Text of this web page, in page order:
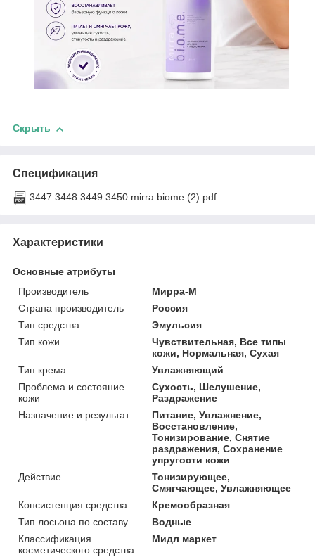
Скрыть
Спецификация
3447 3448 3449 3450 mirra biome (2).pdf
Характеристики
Основные атрибуты
Производитель
Мирра-М
Страна производитель
Россия
Тип средства
Эмульсия
Тип кожи
Чувствительная, Все типы
кожи, Нормальная, Сухая
Тип крема
Увлажняющий
Проблема и состояние
кожи
Сухость, Шелушение,
Раздражение
Назначение и результат
Питание, Увлажнение,
Восстановление,
Тонизирование, Снятие
раздражения, Сохранение
упругости кожи
Действие
Тонизирующее,
Смягчающее, Увлажняющее
Консистенция средства
Кремообразная
Тип лосьона по составу
Водные
Классификация
косметического средства
Мидл маркет